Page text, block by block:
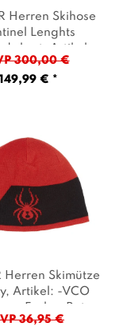
Herren Skihose
Lenghts
short , Artikel: -
black, Farbe:
Schwarz
300,00 €
149,99 € *
Herren Skimütze
, Artikel: -VCO
, Farbe: Rot
36,95 €